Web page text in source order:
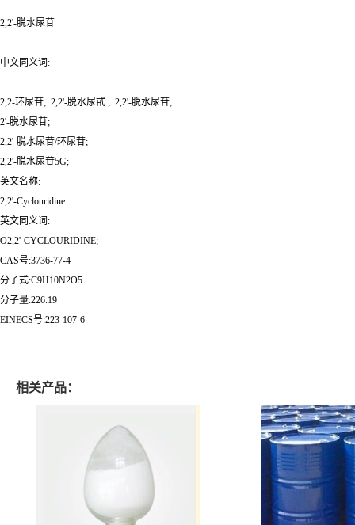
2,2'-脱水尿苷
中文同义词:
2,2-环尿苷; 2,2'-脱水尿甙 ; 2,2'-脱水尿苷;
2'-脱水尿苷;
2,2'-脱水尿苷/环尿苷;
2,2'-脱水尿苷5G;
英文名称:
2,2'-Cyclouridine
英文同义词:
O2,2'-CYCLOURIDINE;
CAS号:3736-77-4
分子式:C9H10N2O5
分子量:226.19
EINECS号:223-107-6
相关产品：